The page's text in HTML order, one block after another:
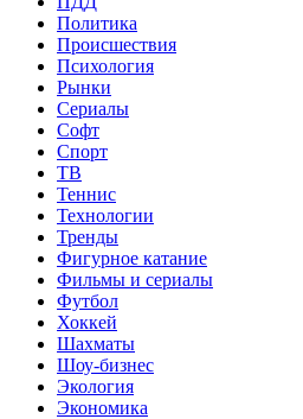
Политика
Происшествия
Психология
Рынки
Сериалы
Софт
Спорт
ТВ
Теннис
Технологии
Тренды
Фигурное катание
Фильмы и сериалы
Футбол
Хоккей
Шахматы
Шоу-бизнес
Экология
Экономика